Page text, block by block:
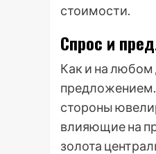
стоимости.
Спрос и
Как и на любом
стороны
влияющие на
золота